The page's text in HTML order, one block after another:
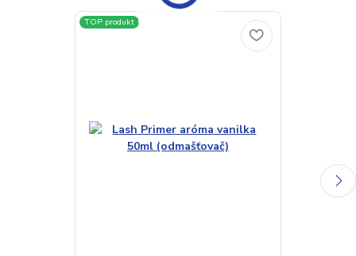
TOP produkt